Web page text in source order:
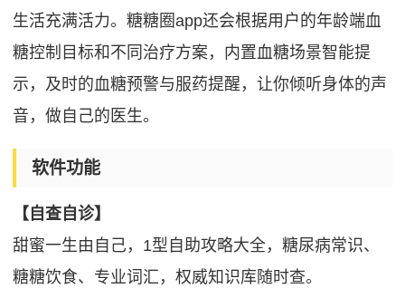
生活充满活力。糖糖圈app还会根据用户的年龄端血
糖控制目标和不同治疗方案，内置血糖场景智能提
示，及时的血糖预警与服药提醒，让你倾听身体的声
音，做自己的医生。
软件功能
【自查自诊】
甜蜜一生由自己，1型自助攻略大全，糖尿病常识、
糖糖饮食、专业词汇，权威知识库随时查。